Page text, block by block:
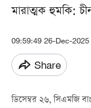
মারাত্মক হুমকি:
09:59:49 26-Dec-2025
Share
ডিসেম্বর ২৬, সিএমজি